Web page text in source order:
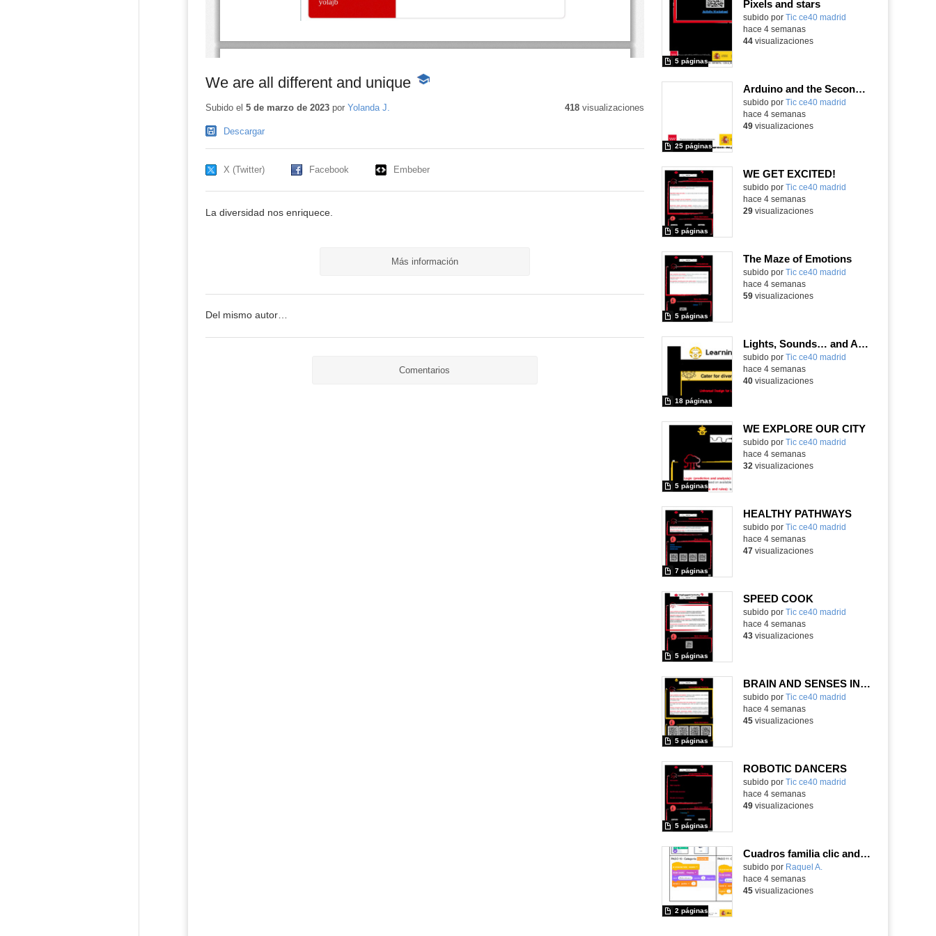
We are all different and unique -
Subido el 5 de marzo de 2023por Yolanda J. 418visualizaciones
Descargar
X (Twitter) Facebook Embeber
La diversidad nos enriquece.
Más información
Del mismo autor…
Comentarios
Pixels and stars
subido por Tic ce40 madrid
5 páginas
hace 4 semanas
44visualizaciones
Arduino and the Second World War
subido por Tic ce40 madrid
25 páginas
hace 4 semanas
49visualizaciones
WE GET EXCITED!
subido por Tic ce40 madrid
5 páginas
hace 4 semanas
29visualizaciones
The Maze of Emotions
subido por Tic ce40 madrid
5 páginas
hace 4 semanas
59visualizaciones
Lights, Sounds… and Action!
subido por Tic ce40 madrid
18 páginas
hace 4 semanas
40visualizaciones
WE EXPLORE OUR CITY
subido por Tic ce40 madrid
5 páginas
hace 4 semanas
32 visualizaciones
HEALTHY PATHWAYS
subido por Tic ce40 madrid
7 páginas
hace 4 semanas
47visualizaciones
SPEED COOK
subido por Tic ce40 madrid
5 páginas
hace 4 semanas
43visualizaciones
BRAIN AND SENSES IN ACTION
subido por Tic ce40 madrid
5 páginas
hace 4 semanas
45visualizaciones
ROBOTIC DANCERS
subido por Tic ce40 madrid
5 páginas
hace 4 semanas
49visualizaciones
Cuadros familia clic and play
Contenido educativo.
subido por Raquel A.
2 páginas
hace 4 semanas
45visualizaciones